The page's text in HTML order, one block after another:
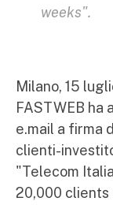
weeks".
Milano, 15
FASTWEB ha
e.mail a firma
clienti-
"Telecom
20,000 clients